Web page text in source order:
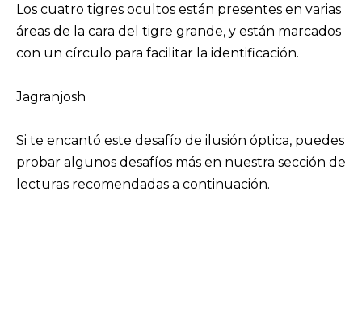
Los cuatro tigres ocultos están presentes en varias
áreas de la cara del tigre grande, y están marcados
con un círculo para facilitar la identificación.
Jagranjosh
Si te encantó este desafío de ilusión óptica, puedes
probar algunos desafíos más en nuestra sección de
lecturas recomendadas a continuación.